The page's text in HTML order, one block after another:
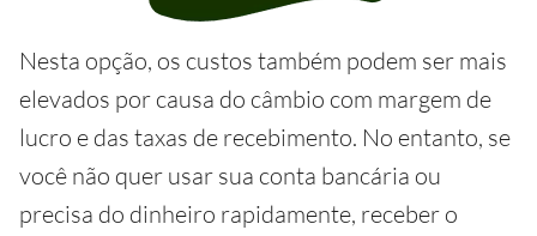
Nesta opção, os custos também podem ser mais
elevados por causa do câmbio com margem de
lucro e das taxas de recebimento. No entanto, se
você não quer usar sua conta bancária ou
precisa do dinheiro rapidamente, receber o